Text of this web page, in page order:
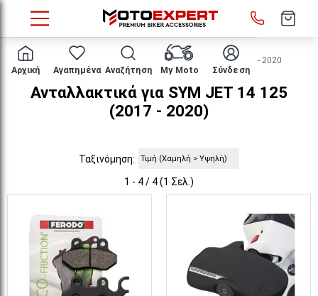
Αρχική Αγαπημένα Αναζήτηση My Moto Σύνδεση
Μάρκα/μοντέλο SYM JET 14 125 2017 - 2020
Ανταλλακτικά για SYM JET 14 125
(2017 - 2020)
Ταξινόμηση:
1 - 4 / 4 (1 Σελ.)